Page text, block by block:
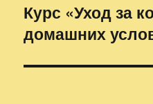
Следующая
запись:
Курс «Уход за
домашних